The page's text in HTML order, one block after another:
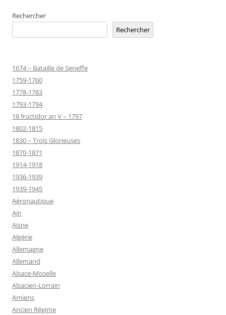
Rechercher
Rechercher
1674 – Bataille de Seneffe
1759-1760
1778-1783
1793-1794
18 fructidor an V – 1797
1802-1815
1830 – Trois Glorieuses
1870-1871
1914-1918
1936-1939
1939-1945
Aéronautique
Ain
Aisne
Algérie
Allemagne
Allemand
Alsace-Moselle
Alsacien-Lorrain
Amiens
Ancien Régime